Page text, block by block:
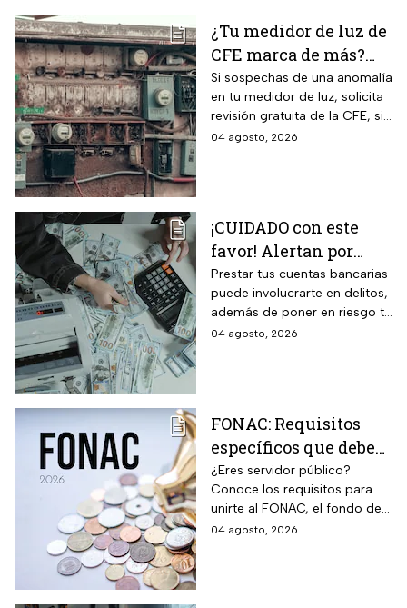
¿Tu medidor de luz de
CFE marca de más?
Así puedes saber si
presenta una falla
Si sospechas de una anomalía
en tu medidor de luz, solicita
revisión gratuita de la CFE, si
hay falla es totalmente
04 agosto, 2026
¡CUIDADO con este
favor! Alertan por
préstamo de cuentas
bancarias: razón por la
que debes decir que
Prestar tus cuentas bancarias
puede involucrarte en delitos,
además de poner en riesgo tu
patrimonio y situación legal;
04 agosto, 2026
FONAC: Requisitos
específicos que deben
cumplir los
trabajadores para
participar en él
¿Eres servidor público?
Conoce los requisitos para
unirte al FONAC, el fondo de
ahorro Capitalizable de los
04 agosto, 2026